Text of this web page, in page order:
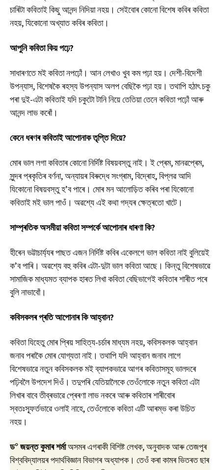
চাৰিটা কবিতাই কিছু আনন্দ নিদিয়া নহয়। সেইবোৰ কোনো বিশেষ কবিৰ কবিতা
নহয়, যিকোনো অখ্যাত কবিৰ কবিতা।
আপুনি কবিতা কিয় পঢ়ে?
সাধাৰণতে মই কবিতা নপঢ়োঁ। আন লেখাও খুব কম পঢ়া হয়। দেশী-বিদেশী
উপন্যাস, বিশেষকৈ ৰহস্য উপন্যাস অলপ বেছিকৈ পঢ়া হয়। তথাপি হঠাৎ চকু
পৰা দুই-এটা কবিতাই যদি চকুটো টানি নিয়ে তেতিয়া তেনে কবিতা পঢ়োঁ আৰু
আনন্দ লাভ কৰোঁ।
কেনে ধৰণৰ কবিতাই আপোনাক তৃপ্তি দিয়ে?
মোৰ ভাল লগা কবিতাৰ কোনো নিৰ্দিষ্ট বিষয়বস্তু নাই। ই প্ৰেম, মানৱপ্ৰেম,
সুন্দৰ প্ৰকৃতিৰ বৰ্ণনা, অন্যায়ৰ বিৰুদ্ধে সংগ্ৰাম, বিদ্ৰোহ, বিপ্লৱ আদি
যিকোনো বিষয়বস্তু হ’ব পাৰে। মোৰ মন আলোড়িত কৰিব পৰা যিকোনো
কবিতাই মই ভাল পাওঁ। অৱশ্যে এই কথা গদ্যৰ ক্ষেত্ৰতো খাটে।
সাম্প্ৰতিক অসমীয়া কবিতা সম্পৰ্কে আপোনাৰ ধাৰণা কি?
হীৰেন ভট্টাচাৰ্য্যৰ পাছত এজন নিৰ্দিষ্ট কবিৰ একেলগে ভাল কবিতা নাই বুলিয়েই
ক’ব পাৰি। অৱশ্যে বহু কবিৰ এটা-দুটা ভাল কবিতা আছে। কিন্তু বিশেষভাৱে
সামাজিক মাধ্যমত ব্যাপক হাৰত লিখা কবিতা বেছিভাগেই কবিতাৰ শাৰীত পৰে
বুলি নাভাবোঁ।
কবিসকলৰ প্ৰতি আপোনাৰ কি আহ্বান?
কবিতা যিহেতু মোৰ প্ৰিয় সাহিত্য-চৰ্চাৰ মাধ্যম নহয়, কবিসকলক আহ্বান
জনাব পৰাকৈ মোৰ যোগ্যতা নাই। তথাপি যদি আহ্বান জনাব লাগে
বিশেষভাৱে নতুন কবিসকলক মই ব্যাপকভাৱে আগৰ কবিতাসমূহ ভালদৰে
পঢ়িবলৈ উপদেশ দিওঁ। তদুপৰি যেতিয়ালৈকে তেওঁলোকে নতুন কবিতা এটা
লিখাৰ বাবে তীব্ৰভাৱে প্ৰেৰণা লাভ নকৰে আৰু কবিতাৰ শাৰীবোৰ
স্বতঃস্ফূৰ্তভাৱে ওলাই নাহে, তেওঁলোকে কবিতা এটি আৰম্ভ কৰা উচিত
নহয়।
ড০ জয়ন্ত কুমাৰ শৰ্মাঅসমৰ এগৰাকী বিশিষ্ট লেখক, অনুবাদক আৰু তেজপুৰ
বিশ্ববিদ্যালয়ৰ পদাৰ্থবিজ্ঞান বিভাগৰ অধ্যাপক। তেওঁ কৰা কামৰ ভিতৰত ছাৰ